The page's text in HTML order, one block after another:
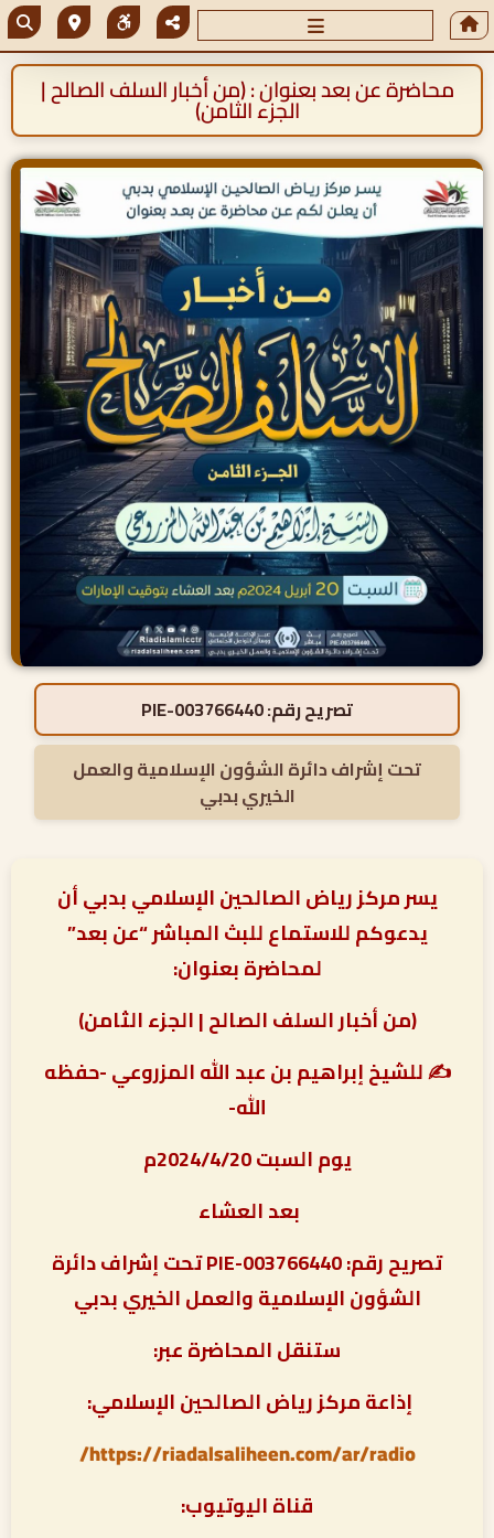
محاضرة عن بعد بعنوان : (من أخبار السلف الصالح |
الجزء الثامن)
تصريح رقم:PIE-003766440
تحت إشراف دائرة الشؤون الإسلامية والعمل
الخيري بدبي
يسر مركز رياض الصالحين الإسلامي بدبي أن
يدعوكم للاستماع للبث المباشر “عن بعد”
لمحاضرة بعنوان:
(من أخبار السلف الصالح | الجزء الثامن)
✍ للشيخ إبراهيم بن عبد الله المزروعي -حفظه
الله-
يوم السبت 2024/4/20م
بعد العشاء
تصريح رقم: PIE-003766440 تحت إشراف دائرة
الشؤون الإسلامية والعمل الخيري بدبي
ستنقل المحاضرة عبر:
إذاعة مركز رياض الصالحين الإسلامي:
https://riadalsaliheen.com/ar/radio/
قناة اليوتيوب: